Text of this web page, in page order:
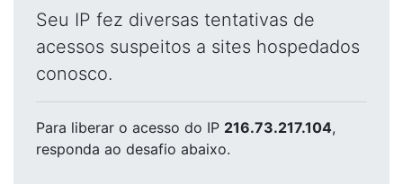
Seu IP fez diversas tentativas de
acessos suspeitos a sites hospedados
conosco.
Para liberar o acesso do IP 216.73.217.104,
responda ao desafio abaixo.